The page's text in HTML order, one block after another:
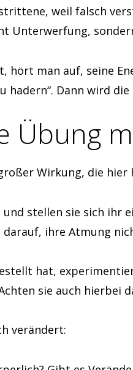
weil falsch
Unterwerfung,
hört man auf, seine
hadern“. Dann wird
Übung
Wirkung, die
und stellen sie sich ihr
ihre Atmung
hat,
sie auch
verändert: